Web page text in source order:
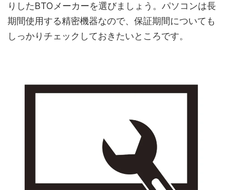
りしたBTOメーカーを選びましょう。パソコンは長
期間使用する精密機器なので、保証期間についても
しっかりチェックしておきたいところです。